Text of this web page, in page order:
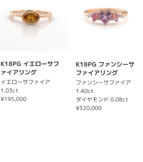
K18PG イエローサフ
ァイアリング
イエローサファイア
1.03ct
¥195,000
K18PG ファンシーサ
ファイアリング
ファンシーサファイア
1.40ct
ダイヤモンド 0.08ct
¥320,000